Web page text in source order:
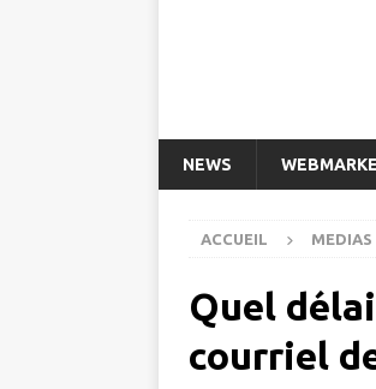
NEWS
ACCUEIL MEDIAS
Quel
courriel